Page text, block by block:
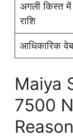
अगली किस्त में
राशि
आधिकारिक
Maiya
7500
Reason